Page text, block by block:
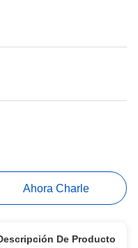
Ahora Charle
De Producto